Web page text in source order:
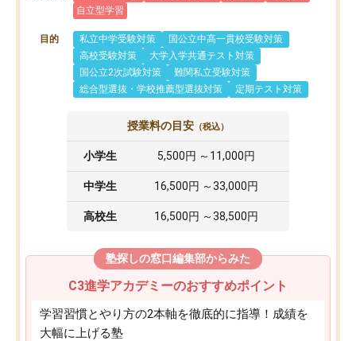
自立型学習
目的 私立中学受験対策
国公立中高一貫校受験対策
高校受験対策
大学入学共通テスト対策
国公立2次試験対策
難関私立受験対策
総合型選抜・学校推薦型選抜対策
定期テスト対策
授業料の目安 （税込）
小学生 5,500円 ～11,000円
中学生 16,500円 ～33,000円
高校生 16,500円 ～38,500円
塾探しの窓口編集部からみた
C3進学アカデミーのおすすめポイント
学習習慣とやり方の2本軸を徹底的に指導！成績を
大幅に上げる塾